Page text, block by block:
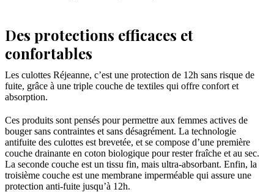
Des protections efficaces et
confortables
Les culottes Réjeanne, c’est une protection de 12h sans risque de
fuite, grâce à une triple couche de textiles qui offre confort et
absorption.
Ces produits sont pensés pour permettre aux femmes actives de
bouger sans contraintes et sans désagrément. La technologie
antifuite des culottes est brevetée, et se compose d’une première
couche drainante en coton biologique pour rester fraîche et au sec.
La seconde couche est un tissu fin, mais ultra-absorbant. Enfin, la
troisième couche est une membrane imperméable qui assure une
protection anti-fuite jusqu’à 12h.